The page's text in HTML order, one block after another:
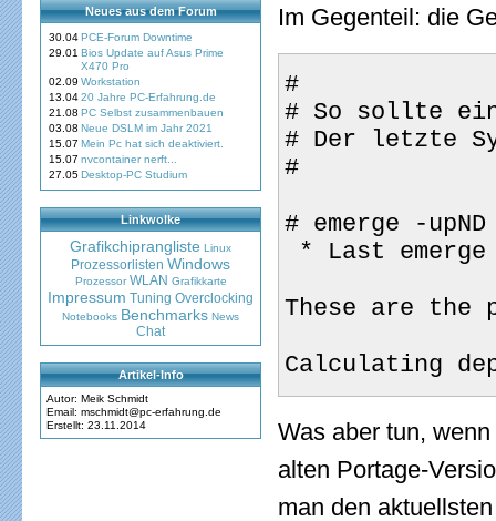
Neues aus dem Forum
30.04PCE-Forum Downtime
29.01 Bios Update auf Asus Prime
X470 Pro
02.09 Workstation
13.0420 Jahre PC-Erfahrung.de
21.08 PC Selbst zusammenbauen
03.08 Neue DSLM im Jahr 2021
15.07 Mein Pc hat sich deaktiviert.
15.07 nvcontainer nerft...
27.05Desktop-PC Studium
Linkwolke
Grafikchiprangliste Linux
Prozessorlisten Windows
Prozessor WLAN Grafikkarte
Impressum Tuning Overclocking
Notebooks Benchmarks News
Chat
Artikel-Info
Autor: Meik Schmidt
Email: mschmidt@pc-erfahrung.de
Erstellt: 23.11.2014
Im Gegenteil: die
#
# So sollte ein
# Der letzte
#
# emerge -
* Last emerge
These are the
Calculating
Was aber tun,
alten Portage-
man den